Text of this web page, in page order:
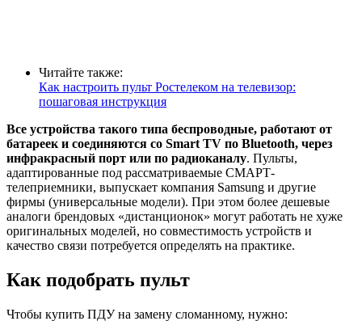
Читайте также:
Как настроить пульт Ростелеком на телевизор:
пошаговая инструкция
Все устройства такого типа беспроводные, работают от
батареек и соединяются со Smart TV по Bluetooth, через
инфракрасный порт или по радиоканалу. Пульты,
адаптированные под рассматриваемые СМАРТ-
телеприемники, выпускает компания Samsung и другие
фирмы (универсальные модели). При этом более дешевые
аналоги брендовых «дистанционок» могут работать не хуже
оригинальных моделей, но совместимость устройств и
качество связи потребуется определять на практике.
Как подобрать пульт
Чтобы купить ПДУ на замену сломанному, нужно: